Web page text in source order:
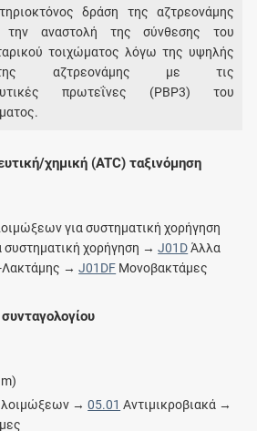
δράση της αζτρεονάμης
την αναστολή της σύνθεσης του
τοιχώματος λόγω της υψηλής
της αζτρεονάμης με τις
πρωτεΐνες (PBP3) του
χημική (ATC) ταξινόμηση
για συστηματική χορήγηση
συστηματική χορήγηση →J01DΆλλα
Λακτάμης →J01DF Μονοβακτάμες
λοιμώξεων →05.01 Αντιμικροβιακά →